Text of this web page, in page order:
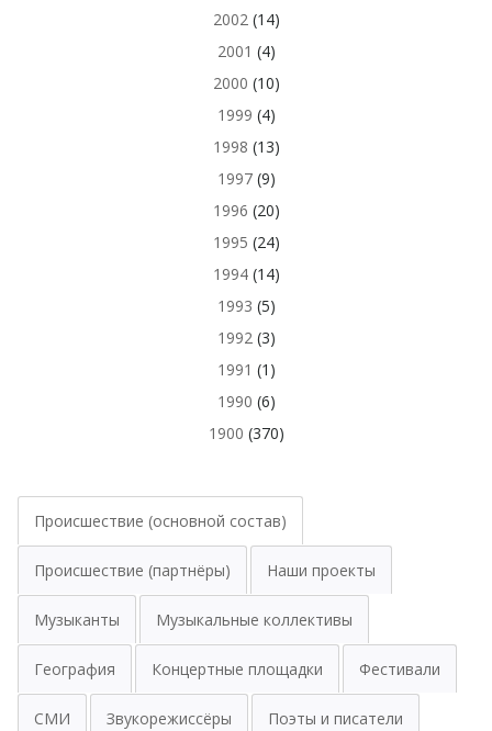
2002(14)
2001 (4)
2000 (10)
1999 (4)
1998 (13)
1997(9)
1996 (20)
1995 (24)
1994(14)
1993 (5)
1992(3)
1991 (1)
1990 (6)
1900 (370)
Происшествие (основной состав)
Происшествие (партнёры) Наши проекты
Музыканты Музыкальные коллективы
География Концертные площадки Фестивали
СМИ Звукорежиссёры Поэты и писатели